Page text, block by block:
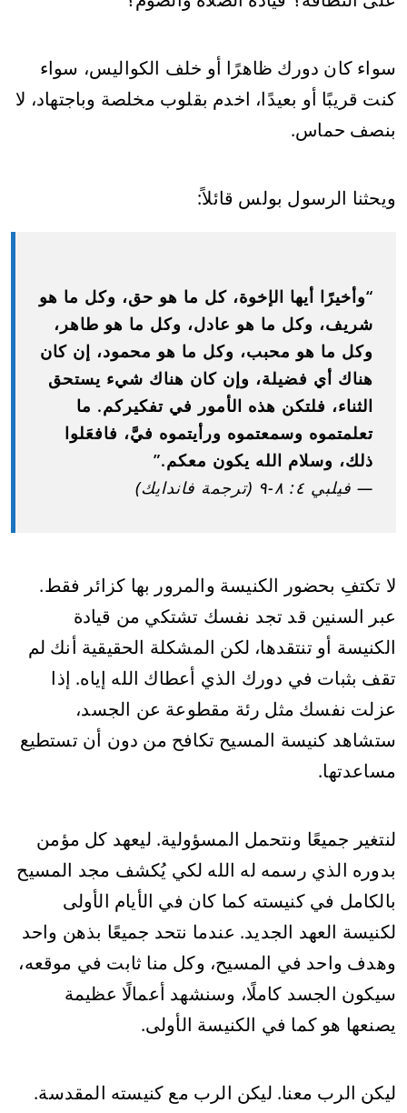
سواء كان دورك ظاهرًا أو خلف الكواليس، سواء
كنت قريبًا أو بعيدًا، اخدم بقلوب مخلصة وباجتهاد، لا
بنصف حماس.
ويحثنا الرسول بولس قائلاً:
“وأخيرًا أيها الإخوة، كل ما هو حق، وكل ما هو
شريف، وكل ما هو عادل، وكل ما هو طاهر،
وكل ما هو محبب، وكل ما هو محمود، إن كان
هناك أي فضيلة، وإن كان هناك شيء يستحق
الثناء، فلتكن هذه الأمور في تفكيركم. ما
تعلمتموه وسمعتموه ورأيتموه فيَّ، فافعَلوا
ذلك، وسلام الله يكون معكم.”
— فيلبي ٤: ٨-٩ (ترجمة فاندايك)
لا تكتفِ بحضور الكنيسة والمرور بها كزائر فقط.
عبر السنين قد تجد نفسك تشتكي من قيادة
الكنيسة أو تنتقدها، لكن المشكلة الحقيقية أنك لم
تقف بثبات في دورك الذي أعطاك الله إياه. إذا
عزلت نفسك مثل رئة مقطوعة عن الجسد،
ستشاهد كنيسة المسيح تكافح من دون أن تستطيع
مساعدتها.
لنتغير جميعًا ونتحمل المسؤولية. ليعهد كل مؤمن
بدوره الذي رسمه له الله لكي يُكشف مجد المسيح
بالكامل في كنيسته كما كان في الأيام الأولى
لكنيسة العهد الجديد. عندما نتحد جميعًا بذهن واحد
وهدف واحد في المسيح، وكل منا ثابت في موقعه،
سيكون الجسد كاملًا، وسنشهد أعمالًا عظيمة
يصنعها هو كما في الكنيسة الأولى.
ليكن الرب معنا. ليكن الرب مع كنيسته المقدسة.